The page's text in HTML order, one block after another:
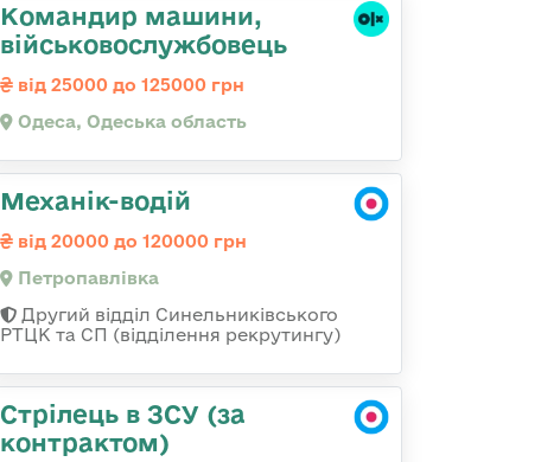
Командир машини,
військовослужбовець
від 25000 до 125000 грн
Одеса, Одеська область
Механік-водій
від 20000 до 120000 грн
Петропавлівка
Другий відділ Синельниківського
РТЦК та СП (відділення рекрутингу)
Стрілець в ЗСУ (за
контрактом)